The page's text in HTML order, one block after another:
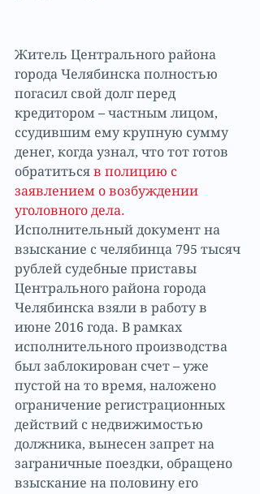
Житель Центрального района
города Челябинска полностью
погасил свой долг перед
кредитором – частным лицом,
ссудившим ему крупную сумму
денег, когда узнал, что тот готов
обратиться в полицию с
заявлением о возбуждении
уголовного дела.
Исполнительный документ на
взыскание с челябинца 795 тысяч
рублей судебные приставы
Центрального района города
Челябинска взяли в работу в
июне 2016 года. В рамках
исполнительного производства
был заблокирован счет – уже
пустой на то время, наложено
ограничение регистрационных
действий с недвижимостью
должника, вынесен запрет на
заграничные поездки, обращено
взыскание на половину его